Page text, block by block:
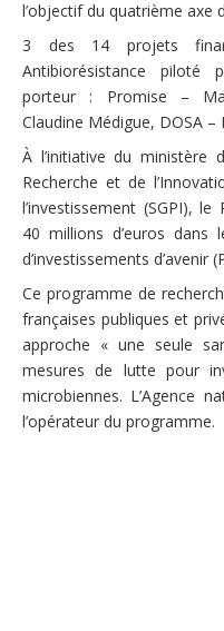
l’objectif du quatrième axe
3 des 14 projets
Antibiorésistance piloté
porteur : Promise –
Claudine Médigue, DOSA –
À l’initiative du ministère
Recherche et de
l’investissement (SGPI),
40 millions d’euros dans
d’investissements d’avenir
Ce programme de
françaises publiques et
approche « une seule
mesures de lutte pour
microbiennes. L’Agence
l’opérateur du programme.